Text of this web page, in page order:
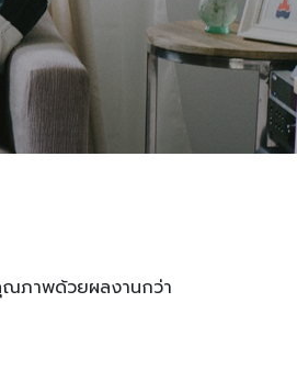
ณภาพด้วยผลงานกว่า